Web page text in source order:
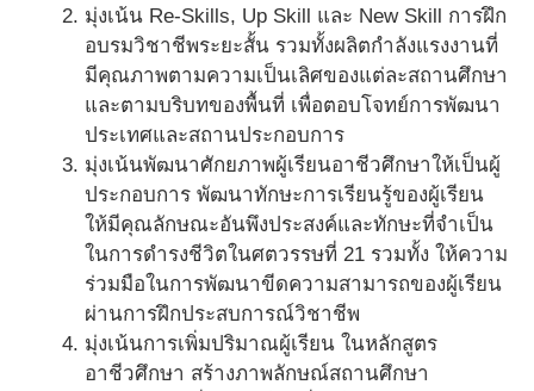
มุ่งเน้น Re-Skills, Up Skill และ New Skill การฝึก
อบรมวิชาชีพระยะสั้น รวมทั้งผลิตกำลังแรงงานที่
มีคุณภาพตามความเป็นเลิศของแต่ละสถานศึกษา
และตามบริบทของพื้นที่ เพื่อตอบโจทย์การพัฒนา
ประเทศและสถานประกอบการ
มุ่งเน้นพัฒนาศักยภาพผู้เรียนอาชีวศึกษาให้เป็นผู้
ประกอบการ พัฒนาทักษะการเรียนรู้ของผู้เรียน
ให้มีคุณลักษณะอันพึงประสงค์และทักษะที่จำเป็น
ในการดำรงชีวิตในศตวรรษที่ 21 รวมทั้ง ให้ความ
ร่วมมือในการพัฒนาขีดความสามารถของผู้เรียน
ผ่านการฝึกประสบการณ์วิชาชีพ
มุ่งเน้นการเพิ่มปริมาณผู้เรียน ในหลักสูตร
อาชีวศึกษา สร้างภาพลักษณ์สถานศึกษา